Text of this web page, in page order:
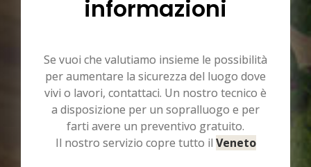
informazioni
Se vuoi che valutiamo insieme le possibilità
per aumentare la sicurezza del luogo dove
vivi o lavori, contattaci. Un nostro tecnico è
a disposizione per un sopralluogo e per
farti avere un preventivo gratuito.
Il nostro servizio copre tutto il Veneto